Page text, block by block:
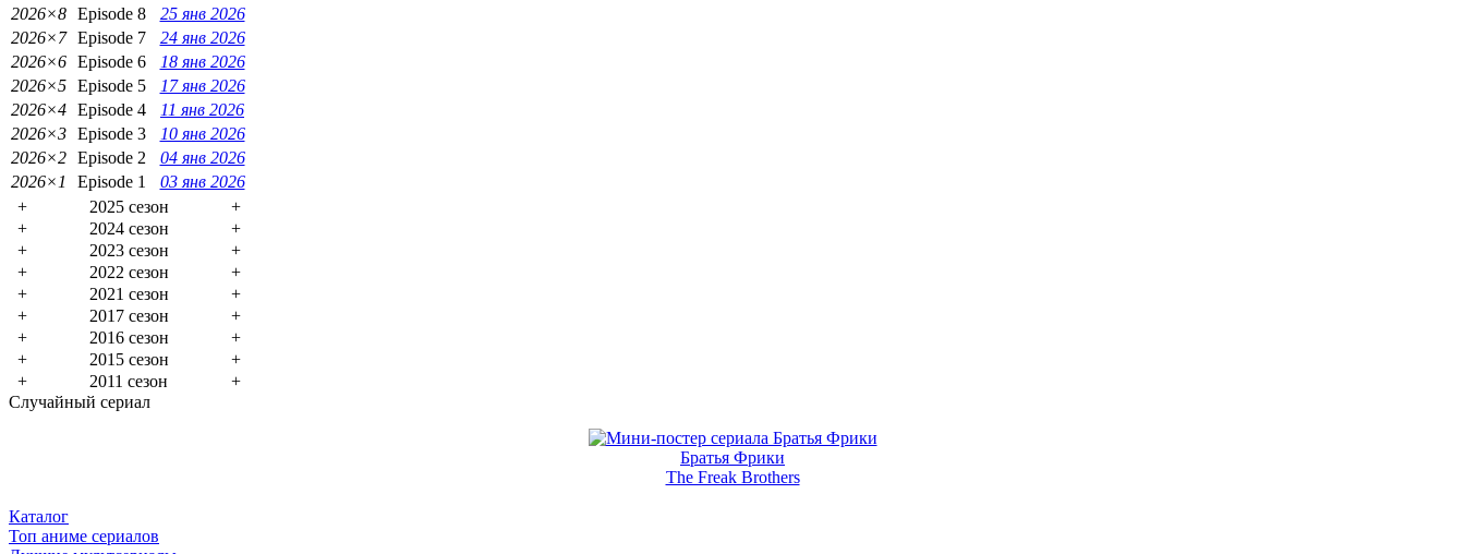
2026×8 Episode 8
25 янв 2026
2026×7 Episode 7
24 янв 2026
2026×6 Episode 6
18 янв 2026
2026×5 Episode 5
17 янв 2026
2026×4 Episode 4
11 янв 2026
2026×3 Episode 3
10 янв 2026
2026×2 Episode 2
04 янв 2026
2026×1
Episode 1
03 янв 2026
+
2025 сезон
+
+
2024 сезон
+
+
2023 сезон
+
+
2022 сезон
+
+
2021 сезон
+
+
2017 сезон
+
+
2016 сезон
+
+
2015 сезон
+
+
2011 сезон
+
Случайный сериал
Братья Фрики
The Freak Brothers
Каталог
Топ аниме сериалов